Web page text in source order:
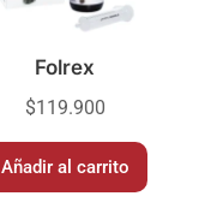
Folrex
$119.900
Añadir al carrito